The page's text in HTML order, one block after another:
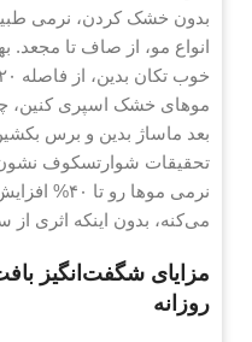
بدون خشک کردن، نرمی
انواع مو، از صاف تا مجعد.
موهای خشک اسپری کنین،
بعد ماساژ بدین و برس
تحقیقات شوارتسکوف
نرمی موها
می‌کنه، بدون اینکه اثری از
مزایای شگفت‌انگیز
روزانه